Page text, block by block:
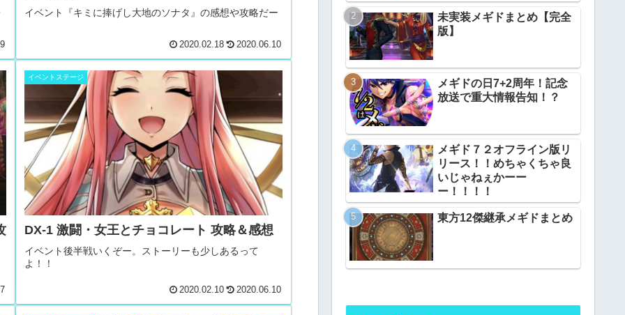
イベント『キミに捧げし大地のソナタ』の感想や攻略だー
2020.02.18 2020.06.10
イベントステージ
DX-1 激闘・女王とチョコレート 攻略＆感想
イベント後半戦いくぞー。ストーリーも少しあるって
よ！！
2020.02.10 2020.06.10
未実装メギドまとめ【完全
版】
メギドの日7+2周年！記念
放送で重大情報告知！？
メギド７２オフライン版リ
リース！！めちゃくちゃ良
いじゃねぇかーー
ー！！！！
東方12傑継承メギドまとめ